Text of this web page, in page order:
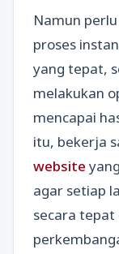
Namun
proses
yang tepat,
melakukan
mencapai
itu, bekerja
website
agar setiap
secara tepat